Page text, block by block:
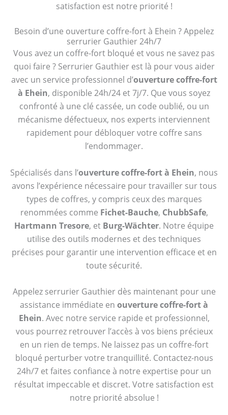
satisfaction est notre priorité !
Besoin d’une ouverture coffre-fort à Ehein ? Appelez
serrurier Gauthier 24h/7
Vous avez un coffre-fort bloqué et vous ne savez pas
quoi faire ? Serrurier Gauthier est là pour vous aider
avec un service professionnel d’ouverture coffre-fort
à Ehein, disponible 24h/24 et 7j/7. Que vous soyez
confronté à une clé cassée, un code oublié, ou un
mécanisme défectueux, nos experts interviennent
rapidement pour débloquer votre coffre sans
l’endommager.
Spécialisés dans l’ouverture coffre-fort à Ehein, nous
avons l’expérience nécessaire pour travailler sur tous
types de coffres, y compris ceux des marques
renommées comme Fichet-Bauche, ChubbSafe,
Hartmann Tresore, et Burg-Wächter. Notre équipe
utilise des outils modernes et des techniques
précises pour garantir une intervention efficace et en
toute sécurité.
Appelez serrurier Gauthier dès maintenant pour une
assistance immédiate en ouverture coffre-fort à
Ehein. Avec notre service rapide et professionnel,
vous pourrez retrouver l’accès à vos biens précieux
en un rien de temps. Ne laissez pas un coffre-fort
bloqué perturber votre tranquillité. Contactez-nous
24h/7 et faites confiance à notre expertise pour un
résultat impeccable et discret. Votre satisfaction est
notre priorité absolue !